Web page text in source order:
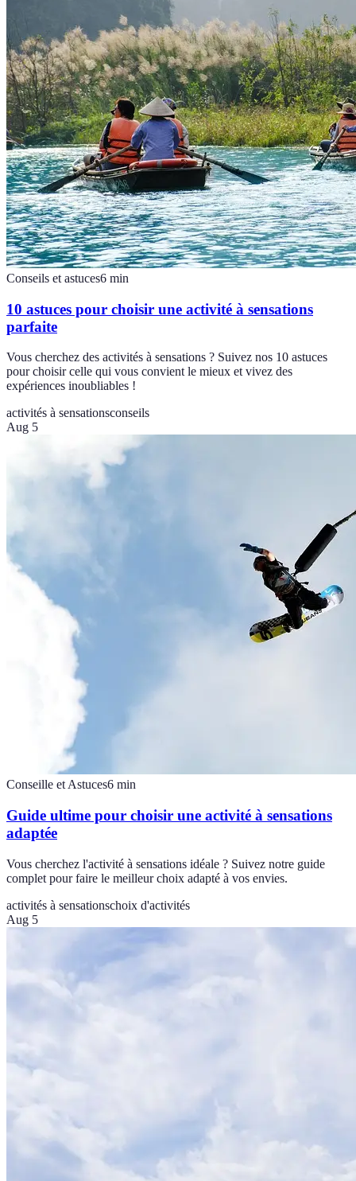
Conseils et astuces6 min
10 astuces pour choisir une activité à sensations
parfaite
Vous cherchez des activités à sensations ? Suivez nos 10 astuces
pour choisir celle qui vous convient le mieux et vivez des
expériences inoubliables !
activités à sensationsconseils
Aug 5
Conseille et Astuces6 min
Guide ultime pour choisir une activité à sensations
adaptée
Vous cherchez l'activité à sensations idéale ? Suivez notre guide
complet pour faire le meilleur choix adapté à vos envies.
activités à sensationschoix d'activités
Aug 5